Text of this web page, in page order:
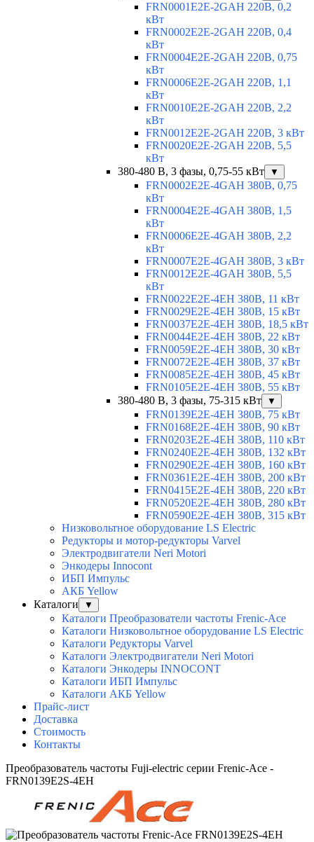
FRN0001E2E-2GAH 220В, 0,2
кВт
FRN0002E2E-2GAH 220В, 0,4
кВт
FRN0004E2E-2GAH 220В, 0,75
кВт
FRN0006E2E-2GAH 220В, 1,1
кВт
FRN0010E2E-2GAH 220В, 2,2
кВт
FRN0012E2E-2GAH 220В, 3 кВт
FRN0020E2E-2GAH 220В, 5,5
кВт
380-480 В, 3 фазы, 0,75-55 кВт
▼
FRN0002E2E-4GAH 380В, 0,75
кВт
FRN0004E2E-4GAH 380В, 1,5
кВт
FRN0006E2E-4GAH 380В, 2,2
кВт
FRN0007E2E-4GAH 380В, 3 кВт
FRN0012E2E-4GAH 380В, 5,5
кВт
FRN0022E2E-4EH 380В, 11 кВт
FRN0029E2E-4EH 380В, 15 кВт
FRN0037E2E-4EH 380В, 18,5 кВт
FRN0044E2E-4EH 380В, 22 кВт
FRN0059E2E-4EH 380В, 30 кВт
FRN0072E2E-4EH 380В, 37 кВт
FRN0085E2E-4EH 380В, 45 кВт
FRN0105E2E-4EH 380В, 55 кВт
380-480 В, 3 фазы, 75-315 кВт
▼
FRN0139E2E-4EH 380В, 75 кВт
FRN0168E2E-4EH 380В, 90 кВт
FRN0203E2E-4EH 380В, 110 кВт
FRN0240E2E-4EH 380В, 132 кВт
FRN0290E2E-4EH 380В, 160 кВт
FRN0361E2E-4EH 380В, 200 кВт
FRN0415E2E-4EH 380В, 220 кВт
FRN0520E2E-4EH 380В, 280 кВт
FRN0590E2E-4EH 380В, 315 кВт
Низковольтное оборудование LS Electric
Редукторы и мотор-редукторы Varvel
Электродвигатели Neri Motori
Энкодеры Innocont
ИБП Импульс
АКБ Yellow
Каталоги
▼
Каталоги Преобразователи частоты Frenic-Ace
Каталоги Низковольтное оборудование LS Electric
Каталоги Редукторы Varvel
Каталоги Электродвигатели Neri Motori
Каталоги Энкодеры INNOCONT
Каталоги ИБП Импульс
Каталоги АКБ Yellow
Прайс-лист
Доставка
Стоимость
Контакты
Преобразователь частоты Fuji-electric серии Frenic-Ace -
FRN0139E2S-4EH